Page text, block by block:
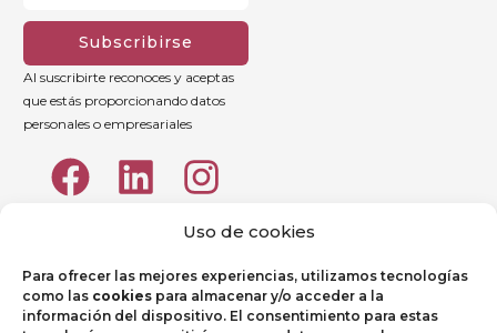
Uso de cookies
Para ofrecer las mejores experiencias, utilizamos tecnologías
como las cookies para almacenar y/o acceder a la
información del dispositivo. El consentimiento para estas
Subscribirse
Al suscribirte reconoces y aceptas
que estás proporcionando datos
personales o empresariales